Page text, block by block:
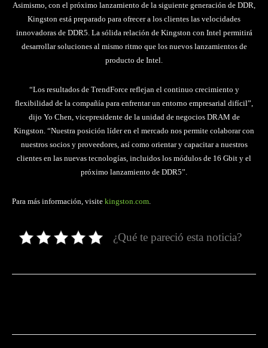
Asimismo, con el próximo lanzamiento de la siguiente generación de DDR,
Kingston está preparado para ofrecer a los clientes las velocidades
innovadoras de DDR5. La sólida relación de Kingston con Intel permitirá
desarrollar soluciones al mismo ritmo que los nuevos lanzamientos de
producto de Intel.
“Los resultados de TrendForce reflejan el continuo crecimiento y
flexibilidad de la compañía para enfrentar un entorno empresarial difícil”,
dijo Yo Chen, vicepresidente de la unidad de negocios DRAM de
Kingston. “Nuestra posición líder en el mercado nos permite colaborar con
nuestros socios y proveedores, así como orientar y capacitar a nuestros
clientes en las nuevas tecnologías, incluidos los módulos de 16 Gbit y el
próximo lanzamiento de DDR5”.
Para más información, visite kingston.com.
¿Qué te pareció esta noticia?